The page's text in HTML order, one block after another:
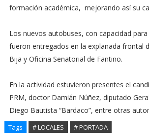
formación académica, mejorando así su
Los nuevos autobuses, con capacidad
fueron entregados en la explanada frontal
Bija y Oficina Senatorial de Fantino.
En la actividad estuvieron presentes el
PRM, doctor Damián Núñez, diputado
Diego Bautista “Bardaco”, entre otras
Tags # LOCALES # PORTADA